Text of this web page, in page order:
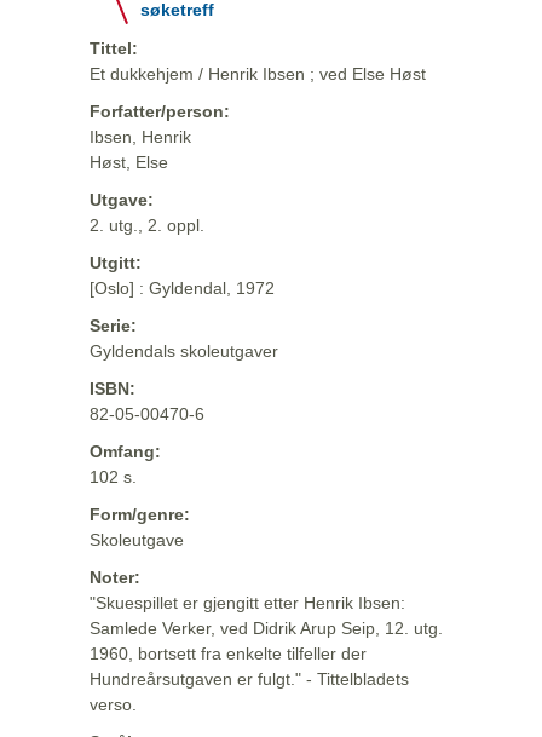
søketreff
Tittel:
Et dukkehjem / Henrik Ibsen ; ved Else Høst
Forfatter/person:
Ibsen, Henrik
Høst, Else
Utgave:
2. utg., 2. oppl.
Utgitt:
[Oslo] : Gyldendal, 1972
Serie:
Gyldendals skoleutgaver
ISBN:
82-05-00470-6
Omfang:
102 s.
Form/genre:
Skoleutgave
Noter:
"Skuespillet er gjengitt etter Henrik Ibsen:
Samlede Verker, ved Didrik Arup Seip, 12. utg.
1960, bortsett fra enkelte tilfeller der
Hundreårsutgaven er fulgt." - Tittelbladets
verso.